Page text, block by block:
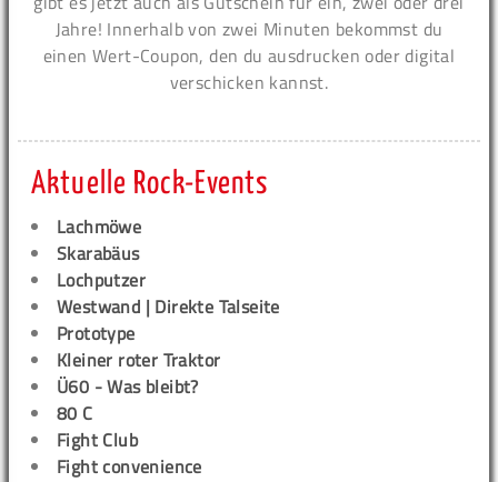
Jahre! Innerhalb von zwei Minuten bekommst du
einen Wert-Coupon, den du ausdrucken oder digital
verschicken kannst.
Aktuelle Rock-Events
Lachmöwe
Skarabäus
Lochputzer
Westwand | Direkte Talseite
Prototype
Kleiner roter Traktor
Ü60 - Was bleibt?
80 C
Fight Club
Fight convenience